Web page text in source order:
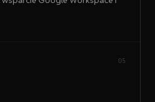
05